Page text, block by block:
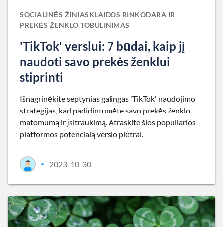
SOCIALINĖS ŽINIASKLAIDOS RINKODARA IR
PREKĖS ŽENKLO TOBULINIMAS
'TikTok' verslui: 7 būdai, kaip jį
naudoti savo prekės ženklui
stiprinti
Išnagrinėkite septynias galingas 'TikTok' naudojimo
strategijas, kad padidintumėte savo prekės ženklo
matomumą ir įsitraukimą. Atraskite šios populiarios
platformos potencialą verslo plėtrai.
• 2023-10-30